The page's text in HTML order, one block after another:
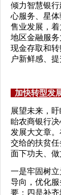
倾力智慧银行
心服务、星
售业发展，
地区金融服
现金存取和
户新鲜感、
加快转型发
展望未来，
眙农商银行
发展大文章
交给的扶贫
面下功夫、
一是牢固树
导向，优化
要；四是补